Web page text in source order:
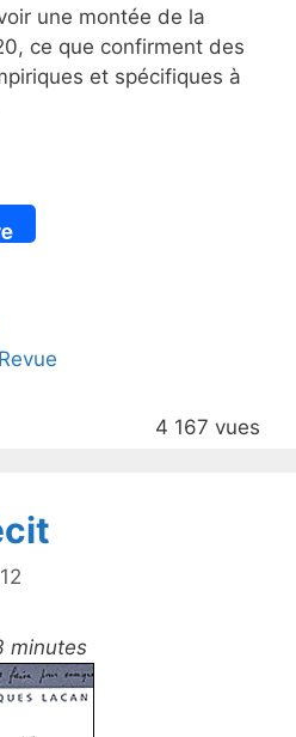
une montée de la
ce que confirment des
et spécifiques à
Revue
4 167 vues
minutes